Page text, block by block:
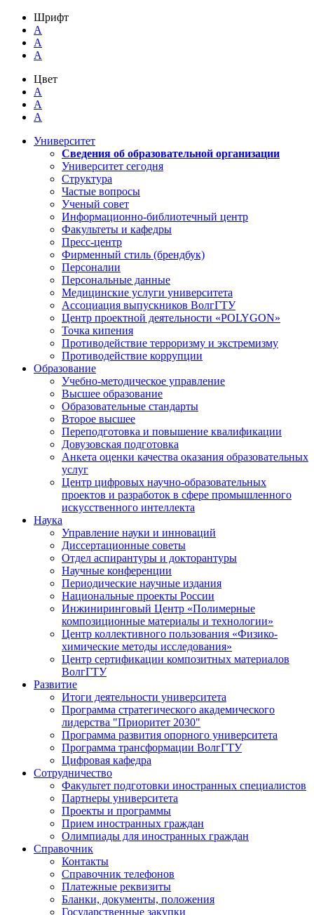
Шрифт
A
A
A
Цвет
A
A
A
Университет
Сведения об образовательной организации
Университет сегодня
Структура
Частые вопросы
Ученый совет
Информационно-библиотечный центр
Факультеты и кафедры
Пресс-центр
Фирменный стиль (брендбук)
Персоналии
Персональные данные
Медицинские услуги университета
Ассоциация выпускников ВолгГТУ
Центр проектной деятельности «POLYGON»
Точка кипения
Противодействие терроризму и экстремизму
Противодействие коррупции
Образование
Учебно-методическое управление
Высшее образование
Образовательные стандарты
Второе высшее
Переподготовка и повышение квалификации
Довузовская подготовка
Анкета оценки качества оказания образовательных
услуг
Центр цифровых научно-образовательных
проектов и разработок в сфере промышленного
искусственного интеллекта
Наука
Управление науки и инноваций
Диссертационные советы
Отдел аспирантуры и докторантуры
Научные конференции
Периодические научные издания
Национальные проекты России
Инжиниринговый Центр «Полимерные
композиционные материалы и технологии»
Центр коллективного пользования «Физико-
химические методы исследования»
Центр сертификации композитных материалов
ВолгГТУ
Развитие
Итоги деятельности университета
Программа стратегического академического
лидерства "Приоритет 2030"
Программа развития опорного университета
Программа трансформации ВолгГТУ
Цифровая кафедра
Сотрудничество
Факультет подготовки иностранных специалистов
Партнеры университета
Проекты и программы
Прием иностранных граждан
Олимпиады для иностранных граждан
Справочник
Контакты
Справочник телефонов
Платежные реквизиты
Бланки, документы, положения
Государственные закупки